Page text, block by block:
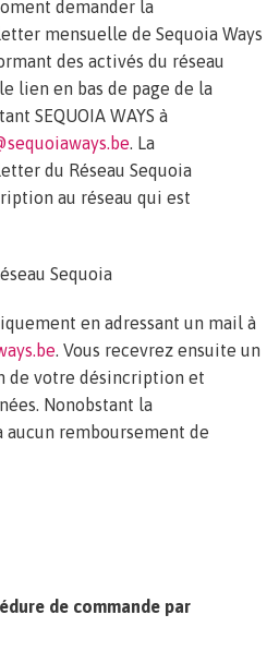
demander la
mensuelle de Sequoia Ways
des activés du réseau
lien en bas de page de la
SEQUOIA WAYS à
. La
du Réseau Sequoia
au réseau qui est
Sequoia
en adressant un mail à
. Vous recevrez ensuite un
de votre désincription et
Nonobstant la
aucun remboursement de
de commande par